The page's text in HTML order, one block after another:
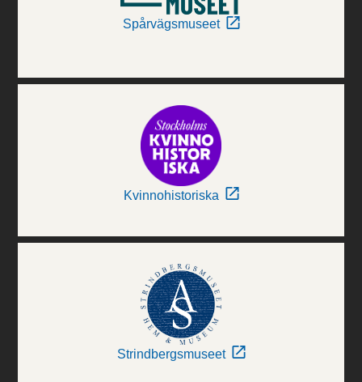
Spårvägsmuseet
Kvinnohistoriska
Strindbergsmuseet